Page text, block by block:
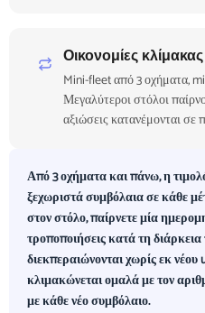
Οικονομίες
Mini-fleet από 3 οχήματα,
Μεγαλύτεροι στόλοι
αξιώσεις κατανέμονται σε
Από 3 οχήματα και πάνω, η
ξεχωριστά συμβόλαια σε κάθε
στον στόλο, παίρνετε μία
τροποποιήσεις κατά τη
διεκπεραιώνονται χωρίς εκ
κλιμακώνεται ομαλά με τον
με κάθε νέο συμβόλαιο.